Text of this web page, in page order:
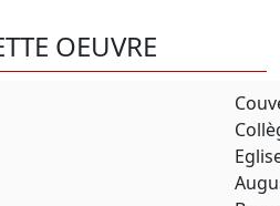
OEUVRE